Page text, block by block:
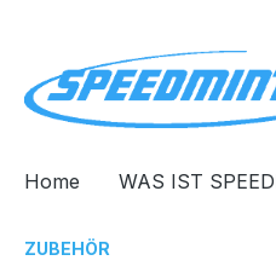
Home WAS IST
ZUBEHÖR